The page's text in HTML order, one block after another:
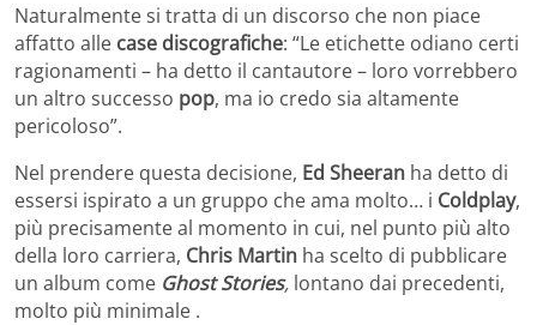
Naturalmente si tratta di un discorso che non piace
affatto alle case discografiche: “Le etichette odiano certi
ragionamenti – ha detto il cantautore – loro vorrebbero
un altro successo pop, ma io credo sia altamente
pericoloso”.
Nel prendere questa decisione, Ed Sheeran ha detto di
essersi ispirato a un gruppo che ama molto… i Coldplay,
più precisamente al momento in cui, nel punto più alto
della loro carriera, Chris Martin ha scelto di pubblicare
un album come Ghost Stories, lontano dai precedenti,
molto più minimale .